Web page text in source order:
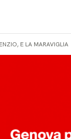
E LA MARAVIGLIA